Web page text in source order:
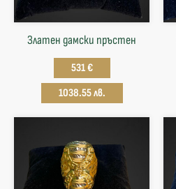
Златен дамски пръстен
531 €
1038.55 лв.